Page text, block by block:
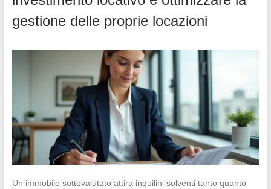
gestione delle proprie locazioni
Un immobile sottovalutato attira inquilini solventi tanto quanto